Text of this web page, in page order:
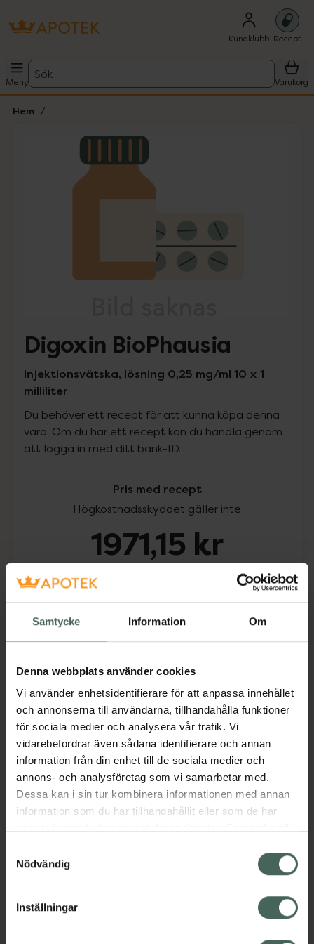
Samtycke Information Om
Denna webbplats använder cookies
Vi använder enhetsidentifierare för att anpassa innehållet
och annonserna till användarna, tillhandahålla funktioner
för sociala medier och analysera vår trafik. Vi
vidarebefordrar även sådana identifierare och annan
information från din enhet till de sociala medier och
annons- och analysföretag som vi samarbetar med.
Dessa kan i sin tur kombinera informationen med annan
information som du har tillhandahållit eller som de har
återkalla ditt samtycke via webbplatsens
cookieinställningar. Ett återkallat samtycke påverkar inte
lagligheten av behandling som skett innan återkallelsen.
Nödvändig
Inställningar
Kundklubb Recept
Meny
Sök
Varukorg
Hem
Lista: . Innehåller 1 objekt.
Digoxin BioPhausia
Injektionsvätska, lösning 0,25 mg/ml 10 x 1
milliliter
Du behöver ett recept för att kunna köpa denna
vara. Om du har ett recept kan du handla genom
att logga in med ditt bank-ID.
Pris med recept
Högkostnadsskyddet gäller inte
1971,15 kr
Köp via ditt recept
Beskrivning Dölj
Läs alltid bipacksedeln innan
användning.
EAN:07046261310451
Visa